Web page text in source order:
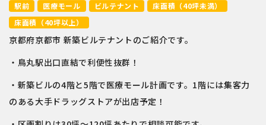
駅前 医療モール ビルテナント
床面積（40坪未満）
床面積（40坪以上）
京都府京都市 新築ビルテナントのご紹介です。
・鳥丸駅出口直結で利便性抜群！
・新築ビルの4階と5階で医療モール計画です。1階には集客力
のある大手ドラッグストアが出店予定！